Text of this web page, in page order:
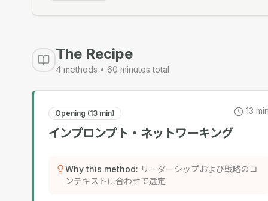
The Recipe
4methods • 60 minutes total
Opening (13 min)
インプロンプト・ネットワーキング
13
Why this method: リーダーシップおよび戦略のコ
ンテキストに合わせて選定